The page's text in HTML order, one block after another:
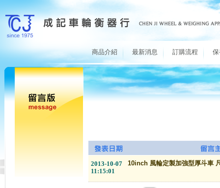
商品介紹 最新消息 訂購流程
2013-10-07
11:15:01
10inch 風輪定製加強型厚斗車